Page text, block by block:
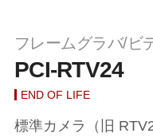
フレームグラバ/ビ
PCI-RTV24
END OF LIFE
標準カメラ（旧